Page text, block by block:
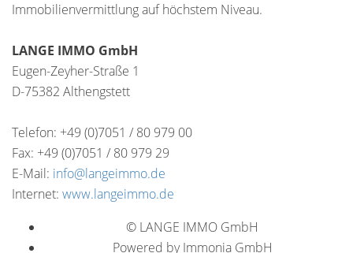
Immobilienvermittlung auf höchstem Niveau.
LANGE IMMO GmbH
Eugen-Zeyher-Straße 1
D-75382 Althengstett
Telefon: +49 (0)7051 / 80 979 00
Fax: +49 (0)7051 / 80 979 29
E-Mail: info@langeimmo.de
Internet: www.langeimmo.de
© LANGE IMMO GmbH
Powered by Immonia GmbH